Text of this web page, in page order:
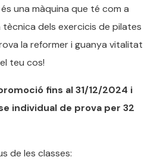
és una màquina que té com a
dels exercicis de pilates
la reformer i guanya vitalitat
teu cos!
fins al 31/12/2024 i
individual de prova per 32
de les classes: